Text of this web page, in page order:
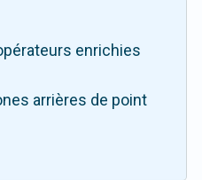
enrichies
arrières de point